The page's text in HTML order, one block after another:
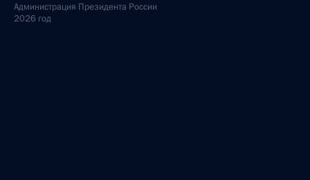
Администрация Президента России
2026 год